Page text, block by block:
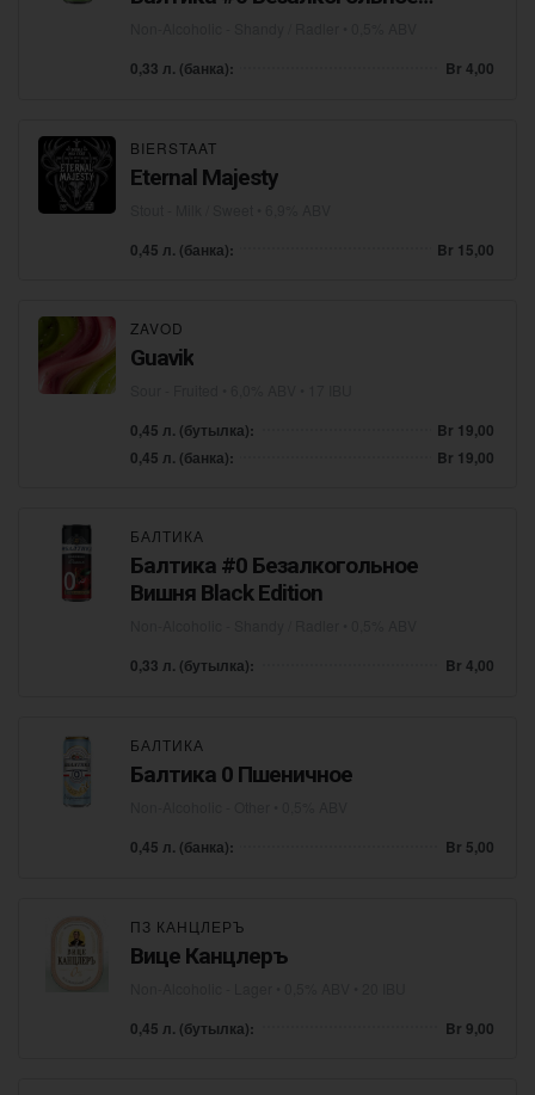
0,33 л. (банка): Br 4,00
BIERSTAAT
Eternal Majesty
0,45 л. (банка): Br 15,00
ZAVOD
Guavik
0,45 л. (бутылка):
Br 19,00
0,45 л. (банка):
Br 19,00
БАЛТИКА
Балтика #0 Безалкогольное
Вишня Black Edition
0,33 л. (бутылка): Br 4,00
БАЛТИКА
Балтика 0 Пшеничное
0,45 л. (банка): Br 5,00
ПЗ КАНЦЛЕРЪ
Вице Канцлеръ
0,45 л. (бутылка): Br 9,00